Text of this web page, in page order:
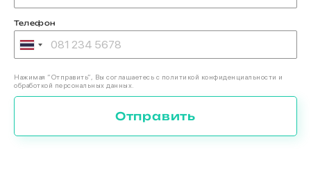
Телефон
Нажимая “Отправить”, Вы соглашаетесь с политикой конфиденциальности и
обработкой персональных данных.
Отправить